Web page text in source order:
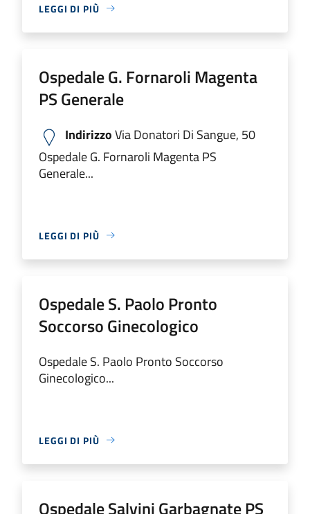
LEGGI DI PIÙ
Ospedale G. Fornaroli Magenta
PS Generale
IndirizzoVia Donatori Di Sangue, 50
Ospedale G. Fornaroli Magenta PS
Generale...
LEGGI DI PIÙ
Ospedale S. Paolo Pronto
Soccorso Ginecologico
Ospedale S. Paolo Pronto Soccorso
Ginecologico...
LEGGI DI PIÙ
Ospedale Salvini Garbagnate PS